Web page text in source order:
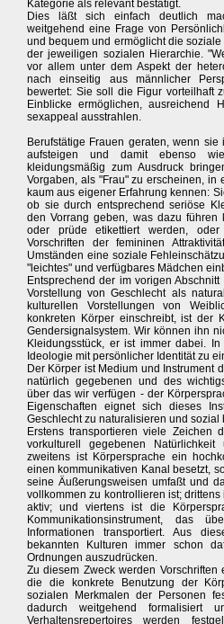
Kategorie als relevant bestätigt.
Dies läßt sich einfach deutlich
weitgehend eine Frage von
und bequem und ermöglicht die
der jeweiligen sozialen Hierarchie.
vor allem unter dem Aspekt der
nach einseitig aus männlicher
bewertet: Sie soll die Figur vorteilhaft
Einblicke ermöglichen, ausreichend
sexappeal ausstrahlen.
Berufstätige Frauen geraten, wenn
aufsteigen und damit ebenso
kleidungsmäßig zum Ausdruck
Vorgaben, als "Frau" zu erscheinen,
kaum aus eigener Erfahrung kennen:
ob sie durch entsprechend seriöse
den Vorrang geben, was dazu führen
oder prüde etikettiert werden,
Vorschriften der femininen
Umständen eine soziale
"leichtes" und verfügbares Mädchen
Entsprechend der im vorigen
Vorstellung von Geschlecht als
kulturellen Vorstellungen von
konkreten Körper einschreibt, ist der
Gendersignalsystem. Wir können ihn
Kleidungsstück, er ist immer dabei.
Ideologie mit persönlicher Identität zu
Der Körper ist Medium und Instrument
natürlich gegebenen und des
über das wir verfügen - der
Eigenschaften eignet sich dieses
Geschlecht zu naturalisieren und sozial
Erstens transportieren viele Zeichen
vorkulturell gegebenen
zweitens ist Körpersprache ein
einen kommunikativen Kanal besetzt,
seine Äußerungsweisen umfaßt und
vollkommen zu kontrollieren ist;
aktiv; und viertens ist die
Kommunikationsinstrument, das
Informationen transportiert. Aus
bekannten Kulturen immer schon
Ordnungen auszudrücken.
Zu diesem Zweck werden
die die konkrete Benutzung der
sozialen Merkmalen der Personen
dadurch weitgehend formalisiert
Verhaltensrepertoires werden